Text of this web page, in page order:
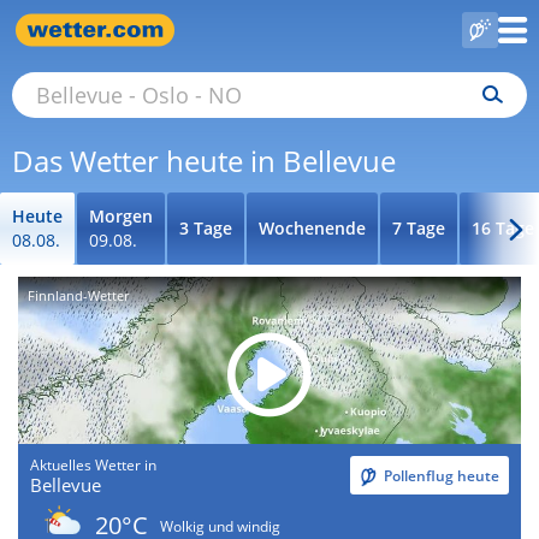
Das Wetter heute in Bellevue
Heute
08.08.
Morgen
09.08.
3 Tage Wochenende 7 Tage 16 Tage
Finnland-Wetter
Aktuelles Wetter in
Bellevue Pollenflug heute
20°C
Wolkig und windig